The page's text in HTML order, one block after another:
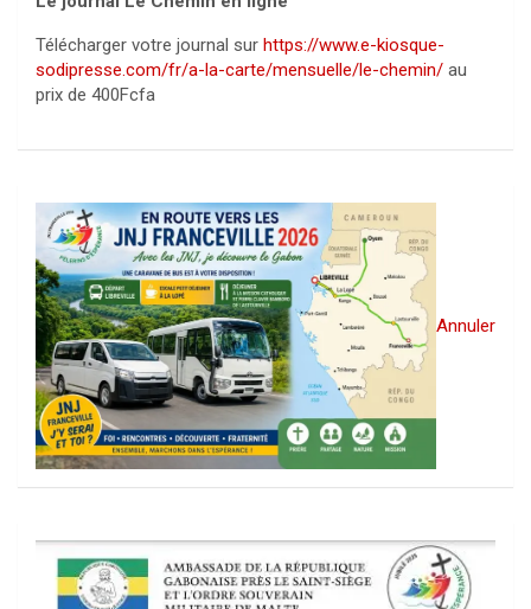
Télécharger votre journal sur https://www.e-kiosque-
sodipresse.com/fr/a-la-carte/mensuelle/le-chemin/ au
prix de 400Fcfa
Annuler